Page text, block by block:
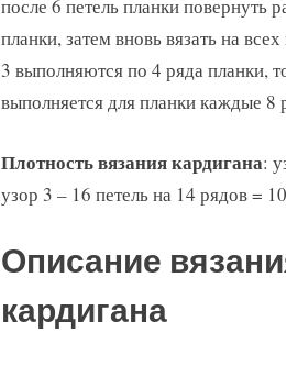
после 6 петель планки повернуть
планки, затем вновь вязать на
3 выполняются по 4 ряда планки,
выполняется для планки каждые 8
Плотность вязания кардигана:
узор 3 – 16 петель на 14 рядов =
Описание
кардигана